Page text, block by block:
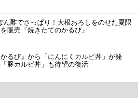
ん酢でさっぱり！大根おろしをのせた夏限
販売『焼きたてのかるび』
かるび』から「にんにくカルビ丼」が発
豚カルビ丼」も待望の復活